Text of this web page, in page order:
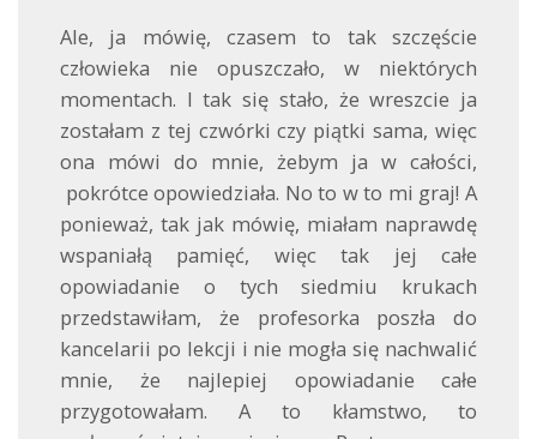
Ale, ja mówię, czasem to tak szczęście
człowieka nie opuszczało, w niektórych
momentach. I tak się stało, że wreszcie ja
zostałam z tej czwórki czy piątki sama, więc
ona mówi do mnie, żebym ja w całości,
pokrótce opowiedziała. No to w to mi graj! A
ponieważ, tak jak mówię, miałam naprawdę
wspaniałą pamięć, więc tak jej całe
opowiadanie o tych siedmiu krukach
przedstawiłam, że profesorka poszła do
kancelarii po lekcji i nie mogła się nachwalić
mnie, że najlepiej opowiadanie całe
przygotowałam. A to kłamstwo, to